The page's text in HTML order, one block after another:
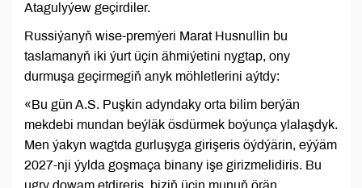
Atagulyýew geçirdiler.
Russiýanyň wise-premýeri Marat Husnullin bu
taslamanyň iki ýurt üçin ähmiýetini nygtap, ony
durmuşa geçirmegiň anyk möhletlerini aýtdy:
«Bu gün A.S. Puşkin adyndaky orta bilim berýän
mekdebi mundan beýläk ösdürmek boýunça ylalaşdyk.
Men ýakyn wagtda gurluşyga girişeris öýdýärin, eýýäm
2027-nji ýylda goşmaça binany işe girizmelidiris. Bu
ugry dowam etdireris, biziň üçin munuň örän